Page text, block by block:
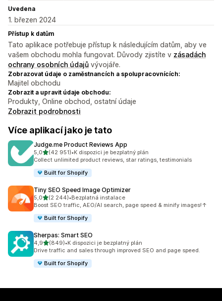
Uvedena
1. březen 2024
Přístup k datům
Tato aplikace potřebuje přístup k následujícím datům, aby ve
vašem obchodu mohla fungovat. Důvody zjistíte v zásadách
ochrany osobních údajů vývojáře.
Zobrazovat údaje o zaměstnancích a spolupracovnících:
Majitel obchodu
Zobrazit a upravit údaje obchodu:
Produkty, Online obchod, ostatní údaje
Zobrazit podrobnosti
Více aplikací jako je tato
Judge.me Product Reviews App
5,0z 5 hvězd
(42 951)
Celkový počet recenzí: 42951
•K dispozici je bezplatný plán
Collect unlimited product reviews, star ratings, testimonials
Built for Shopify
Tiny SEO Speed Image Optimizer
5,0z 5 hvězd
(2 244)
Celkový počet recenzí: 2244
•Bezplatná instalace
Boost SEO traffic, AEO/AI search, page speed & minify images!↑
Built for Shopify
Sherpas: Smart SEO
4,9z 5 hvězd
(849)
Celkový počet recenzí: 849
•K dispozici je bezplatný plán
Drive traffic and sales through improved SEO and page speed.
Built for Shopify